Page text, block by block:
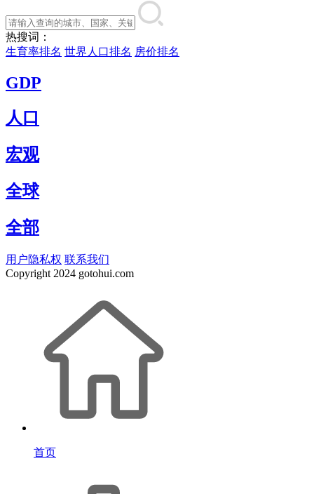
热搜词：
生育率排名 世界人口排名 房价排名
GDP
人口
宏观
全球
全部
用户隐私权 联系我们
Copyright 2024 gotohui.com
首页